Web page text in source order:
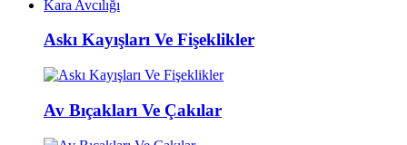
Kara Avcılığı
Askı Kayışları Ve Fişeklikler
Av Bıçakları Ve Çakılar